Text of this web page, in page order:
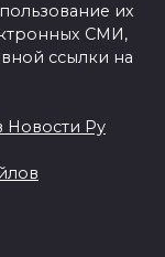
их
СМИ,
ссылки на
Новости Ру